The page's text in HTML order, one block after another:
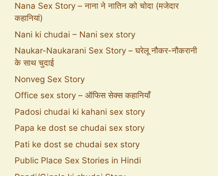
Nana Sex Story – नाना ने नातिन को चोदा (मजेदार
कहानियां)
Nani ki chudai – Nani sex story
Naukar-Naukarani Sex Story – घरेलू नौकर-नौकरानी
के साथ चुदाई
Nonveg Sex Story
Office sex story – ऑफिस सेक्स कहानियाँ
Padosi chudai ki kahani sex story
Papa ke dost se chudai sex story
Pati ke dost se chudai sex story
Public Place Sex Stories in Hindi